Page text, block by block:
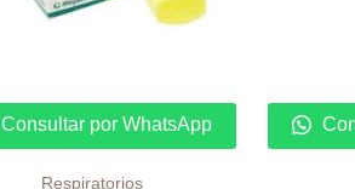
Consultar por WhatsApp
Respiratorios